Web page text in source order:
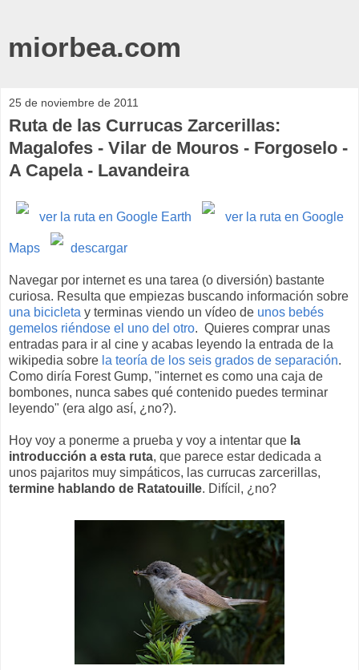
miorbea.com
25 de noviembre de 2011
Ruta de las Currucas Zarcerillas:
Magalofes - Vilar de Mouros - Forgoselo -
A Capela - Lavandeira
ver la ruta en Google Earth ver la ruta en Google
Maps descargar
Navegar por internet es una tarea (o diversión) bastante
curiosa. Resulta que empiezas buscando información sobre
una bicicleta y terminas viendo un vídeo de unos bebés
gemelos riéndose el uno del otro. Quieres comprar unas
entradas para ir al cine y acabas leyendo la entrada de la
wikipedia sobre la teoría de los seis grados de separación.
Como diría Forest Gump, "internet es como una caja de
bombones, nunca sabes qué contenido puedes terminar
leyendo" (era algo así, ¿no?).
Hoy voy a ponerme a prueba y voy a intentar que la
introducción a esta ruta, que parece estar dedicada a
unos pajaritos muy simpáticos, las currucas zarcerillas,
termine hablando de Ratatouille. Difícil, ¿no?